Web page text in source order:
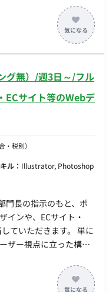
内容・担
制作】 ・広報用パンフ
体デザイン ・ギフトカ
式グッズ（日めくりカ
）のグラフィックデザ
認作業
グ無）/週3日～/フル
ECサイト等のWebデ
・税別）
ル： Illustrator, Photoshop
門長の指示のもと、ポ
インや、ECサイト・
ていただきます。 単に
ザー視点に立った構造
ながらクリエイティブ
内容・担